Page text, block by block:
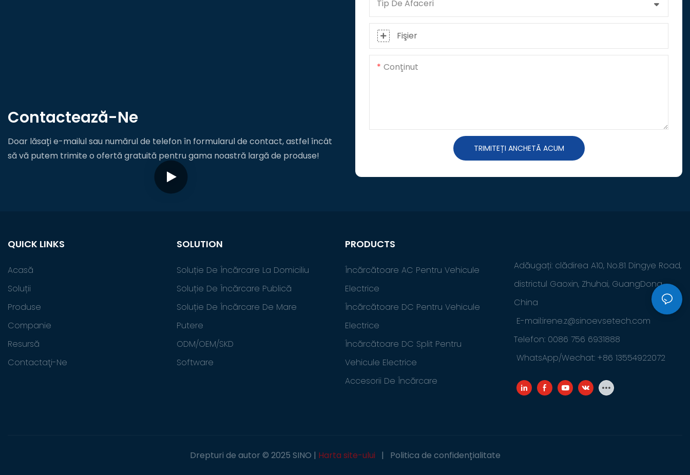
Contactează-Ne
Doar lăsați e-mailul sau numărul de telefon în formularul de contact, astfel încât
să vă putem trimite o ofertă gratuită pentru gama noastră largă de produse!
Tip De Afaceri
Fişier
Conţinut
TRIMITEȚI ANCHETĂ ACUM
QUICK LINKS
Acasă
Soluții
Produse
Companie
Resursă
Contactaţi-Ne
SOLUTION
Soluție De Încărcare La Domiciliu
Soluție De Încărcare Publică
Soluție De Încărcare De Mare
Putere
ODM/OEM/SKD
Software
PRODUCTS
Încărcătoare AC Pentru Vehicule
Electrice
Încărcătoare DC Pentru Vehicule
Electrice
Încărcătoare DC Split Pentru
Vehicule Electrice
Accesorii De Încărcare
Adăugați: clădirea A10, No.81 Dingye Road,
districtul Gaoxin, Zhuhai, GuangDong,
China
E-mail:irene.z@sinoevsetech.com
Telefon: 0086 756 6931888
WhatsApp/Wechat: +86 13554922072
Drepturi de autor © 2025 SINO | Harta site-ului | Politica de confidențialitate